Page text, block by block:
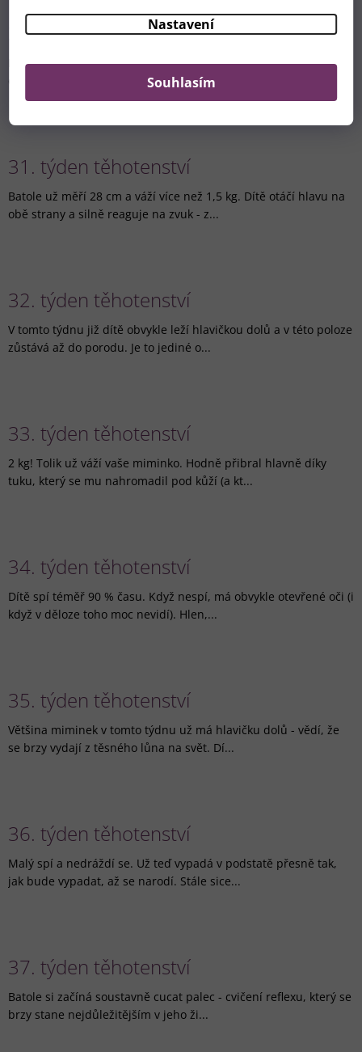
Nastavení
Souhlasím
30. týden těhotenství
Batole stále roste a pomalu se utahuje. Bude muset trochu
omezit svou pohyblivost. Díky tomu budete moc...
31. týden těhotenství
Batole už měří 28 cm a váží více než 1,5 kg. Dítě otáčí hlavu na
obě strany a silně reaguje na zvuk - z...
32. týden těhotenství
V tomto týdnu již dítě obvykle leží hlavičkou dolů a v této poloze
zůstává až do porodu. Je to jediné o...
33. týden těhotenství
2 kg! Tolik už váží vaše miminko. Hodně přibral hlavně díky
tuku, který se mu nahromadil pod kůží (a kt...
34. týden těhotenství
Dítě spí téměř 90 % času. Když nespí, má obvykle otevřené oči (i
když v děloze toho moc nevidí). Hlen,...
35. týden těhotenství
Většina miminek v tomto týdnu už má hlavičku dolů - vědí, že
se brzy vydají z těsného lůna na svět. Dí...
36. týden těhotenství
Malý spí a nedráždí se. Už teď vypadá v podstatě přesně tak,
jak bude vypadat, až se narodí. Stále sice...
37. týden těhotenství
Batole si začíná soustavně cucat palec - cvičení reflexu, který se
brzy stane nejdůležitějším v jeho ži...